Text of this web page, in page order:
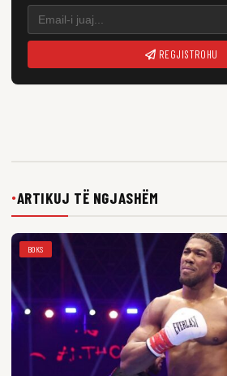
REGJISTROHU
●ARTIKUJ TË NGJASHËM
BOKS